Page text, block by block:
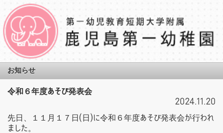
お知らせ
令和６年度あそび発表会
2024.11.20
先日、１１月１７日(日)に令和６年度あそび発表会が行われ
ました。